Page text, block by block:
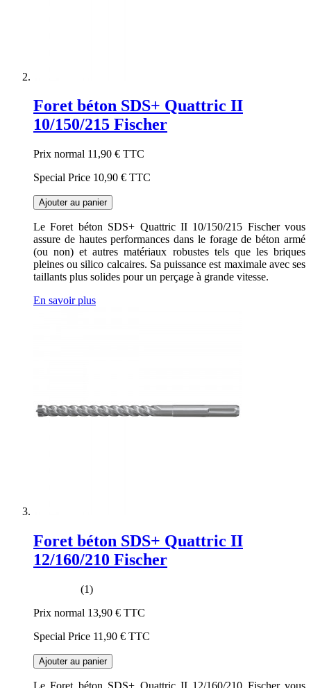
Foret béton SDS+ Quattric II
10/150/215 Fischer
Prix normal 11,90 € TTC
Special Price 10,90 € TTC
Ajouter au panier
Le Foret béton SDS+ Quattric II 10/150/215 Fischer vous
assure de hautes performances dans le forage de béton armé
(ou non) et autres matériaux robustes tels que les briques
pleines ou silico calcaires. Sa puissance est maximale avec ses
taillants plus solides pour un perçage à grande vitesse.
En savoir plus
Foret béton SDS+ Quattric II
12/160/210 Fischer
(1)
Prix normal 13,90 € TTC
Special Price 11,90 € TTC
Ajouter au panier